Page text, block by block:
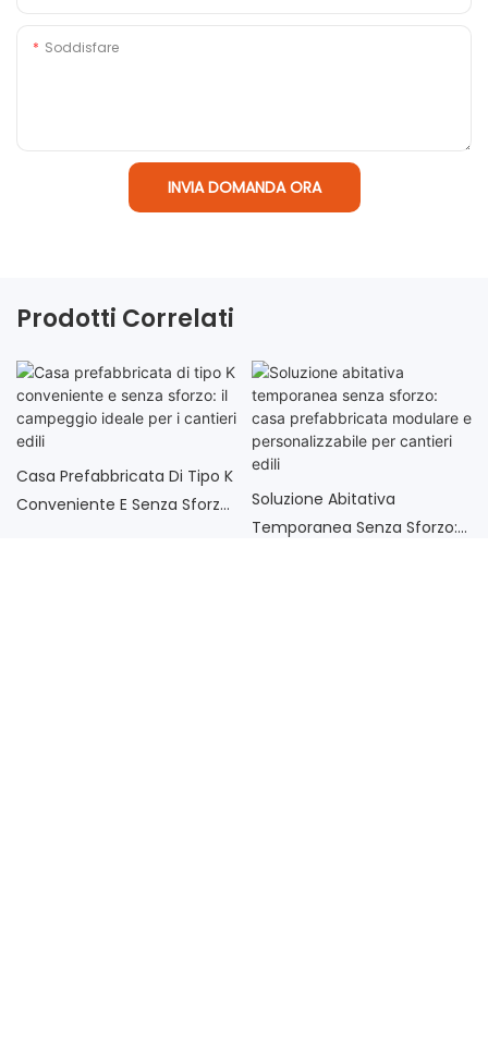
Soddisfare
INVIA DOMANDA ORA
Prodotti Correlati
Casa Prefabbricata Di Tipo K
Conveniente E Senza Sforzo:
Soluzione Abitativa
Temporanea Senza Sforzo: